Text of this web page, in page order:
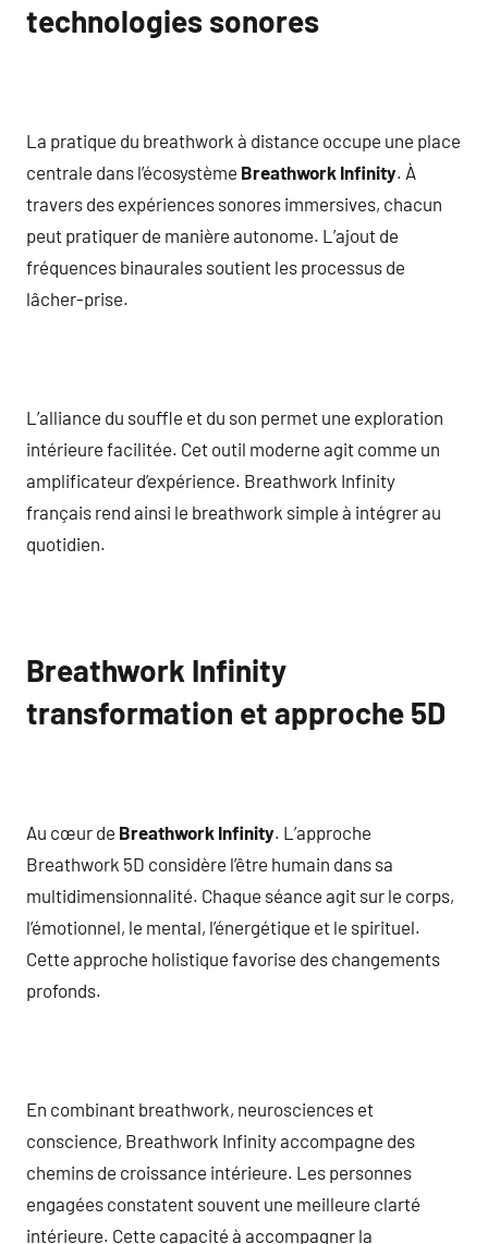
technologies sonores
La pratique du breathwork à distance occupe une place
centrale dans l’écosystème Breathwork Infinity. À
travers des expériences sonores immersives, chacun
peut pratiquer de manière autonome. L’ajout de
fréquences binaurales soutient les processus de
lâcher-prise.
L’alliance du souffle et du son permet une exploration
intérieure facilitée. Cet outil moderne agit comme un
amplificateur d’expérience. Breathwork Infinity
français rend ainsi le breathwork simple à intégrer au
quotidien.
Breathwork Infinity
transformation et approche 5D
Au cœur de Breathwork Infinity. L’approche
Breathwork 5D considère l’être humain dans sa
multidimensionnalité. Chaque séance agit sur le corps,
l’émotionnel, le mental, l’énergétique et le spirituel.
Cette approche holistique favorise des changements
profonds.
En combinant breathwork, neurosciences et
conscience, Breathwork Infinity accompagne des
chemins de croissance intérieure. Les personnes
engagées constatent souvent une meilleure clarté
intérieure. Cette capacité à accompagner la